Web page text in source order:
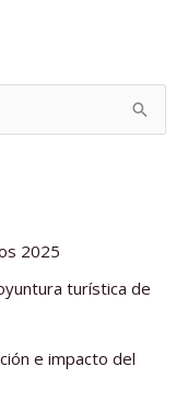
2025
turística de
e impacto del